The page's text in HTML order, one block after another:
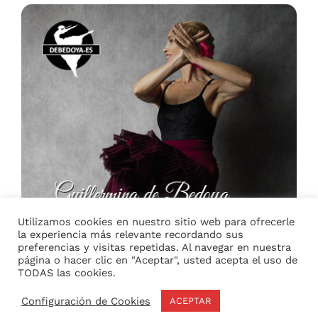
Utilizamos cookies en nuestro sitio web para ofrecerle
la experiencia más relevante recordando sus
preferencias y visitas repetidas. Al navegar en nuestra
página o hacer clic en "Aceptar", usted acepta el uso de
TODAS las cookies.
Configuración de Cookies ACEPTAR